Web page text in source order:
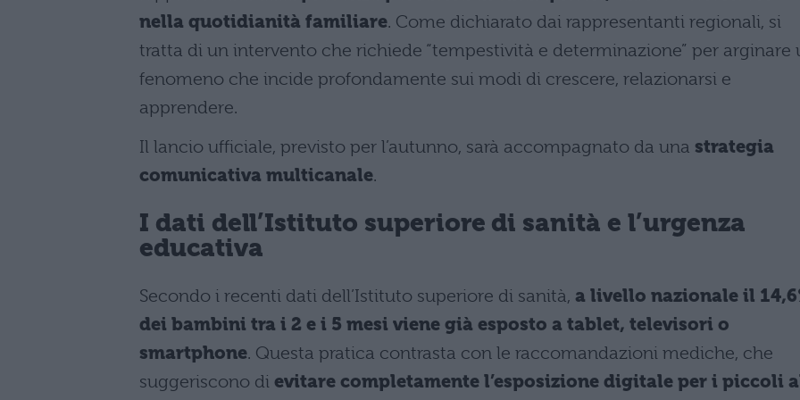
nella quotidianità familiare. Come dichiarato dai rappresentanti regionali, si
tratta di un intervento che richiede “tempestività e determinazione” per arginare
fenomeno che incide profondamente sui modi di crescere, relazionarsi e
apprendere.
Il lancio ufficiale, previsto per l’autunno, sarà accompagnato da una strategia
comunicativa multicanale.
I dati dell’Istituto superiore di sanità e l’urgenza
educativa
Secondo i recenti dati dell’Istituto superiore di sanità, a livello nazionale il
dei bambini tra i 2 e i 5 mesi viene già esposto a tablet, televisori o
smartphone. Questa pratica contrasta con le raccomandazioni mediche, che
suggeriscono di evitare completamente l’esposizione digitale per i piccoli